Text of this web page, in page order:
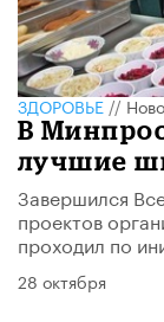
ЗДОРОВЬЕ//
В
лучшие
Завершился
проектов
проходил по
28 октября